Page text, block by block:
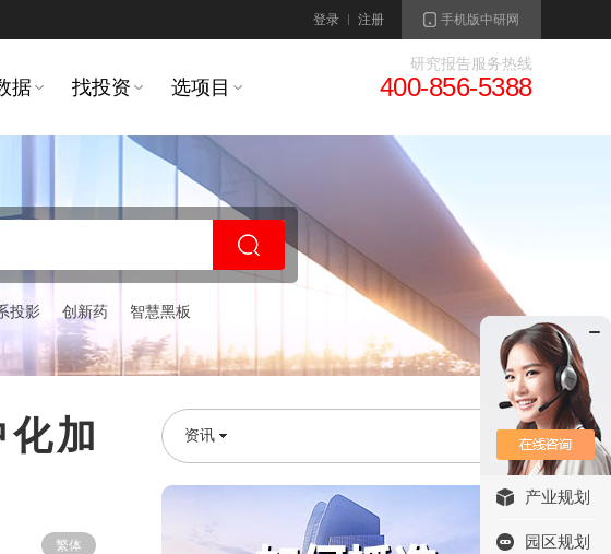
登录 注册 手机版中研网
据 找投资 选项目
研究报告服务热线
400-856-5388
投影 创新药 智慧黑板
化加
繁体
资讯
产业规划
园区规划